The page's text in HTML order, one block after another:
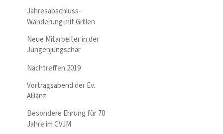
Jahresabschluss-
Wanderung mit Grillen
Neue Mitarbeiter in der
Jungenjungschar
Nachtreffen 2019
Vortragsabend der Ev.
Allianz
Besondere Ehrung für 70
Jahre im CVJM